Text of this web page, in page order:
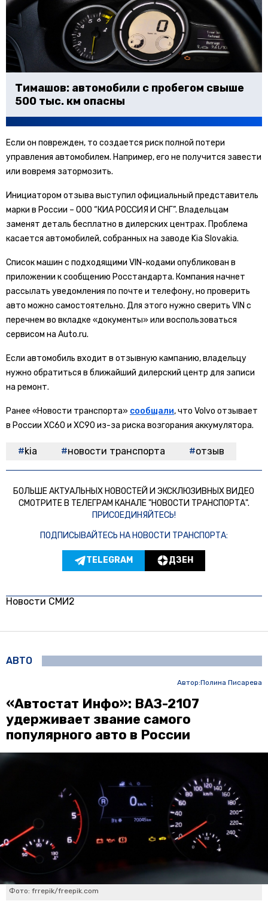
Тимашов: автомобили с пробегом свыше
500 тыс. км опасны
Если он поврежден, то создается риск полной потери
управления автомобилем. Например, его не получится завести
или вовремя затормозить.
Инициатором отзыва выступил официальный представитель
марки в России – ООО “КИА РОССИЯ И СНГ”. Владельцам
заменят деталь бесплатно в дилерских центрах. Проблема
касается автомобилей, собранных на заводе Kia Slovakia.
Список машин с подходящими VIN-кодами опубликован в
приложении к сообщению Росстандарта. Компания начнет
рассылать уведомления по почте и телефону, но проверить
авто можно самостоятельно. Для этого нужно сверить VIN с
перечнем во вкладке «документы» или воспользоваться
сервисом на Auto.ru.
Если автомобиль входит в отзывную кампанию, владельцу
нужно обратиться в ближайший дилерский центр для записи
на ремонт.
Ранее «Новости транспорта» сообщали, что Volvo отзывает
в России XC60 и XC90 из-за риска возгорания аккумулятора.
kia новости транспорта отзыв
БОЛЬШЕ АКТУАЛЬНЫХ НОВОСТЕЙ И ЭКСКЛЮЗИВНЫХ ВИДЕО
СМОТРИТЕ В ТЕЛЕГРАМ КАНАЛЕ "НОВОСТИ ТРАНСПОРТА".
ПРИСОЕДИНЯЙТЕСЬ!
ПОДПИСЫВАЙТЕСЬ НА НОВОСТИ ТРАНСПОРТА:
TELEGRAM ДЗЕН
Новости СМИ2
АВТО
Автор:Полина Писарева
«Автостат Инфо»: ВАЗ-2107
удерживает звание самого
популярного авто в России
Фото: frrepik/freepik.com